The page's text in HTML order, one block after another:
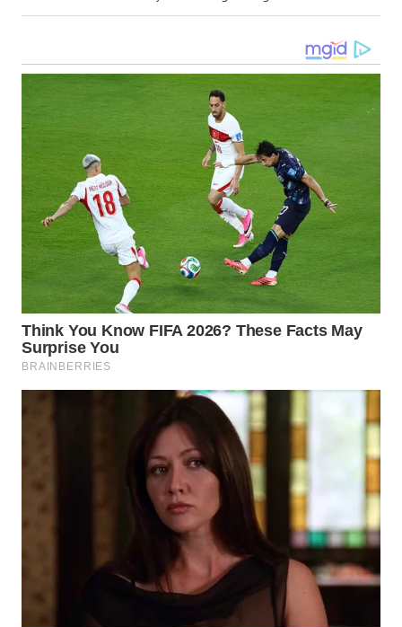
KALSEL
WN
KALTIM
WN
SULSEL
GORONTALO
WN
SULUT
DAIRI